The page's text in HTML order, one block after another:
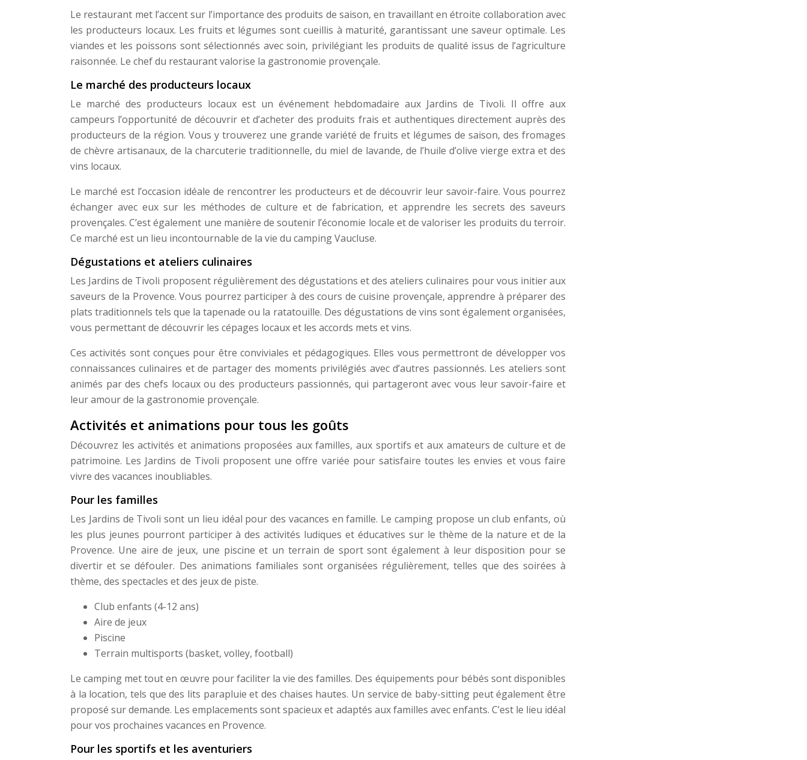
Le restaurant met l’accent sur l’importance des produits de saison, en travaillant en étroite collaboration avec
les producteurs locaux. Les fruits et légumes sont cueillis à maturité, garantissant une saveur optimale. Les
viandes et les poissons sont sélectionnés avec soin, privilégiant les produits de qualité issus de l’agriculture
raisonnée. Le chef du restaurant valorise la gastronomie provençale.
Le marché des producteurs locaux
Le marché des producteurs locaux est un événement hebdomadaire aux Jardins de Tivoli. Il offre aux
campeurs l’opportunité de découvrir et d’acheter des produits frais et authentiques directement auprès des
producteurs de la région. Vous y trouverez une grande variété de fruits et légumes de saison, des fromages
de chèvre artisanaux, de la charcuterie traditionnelle, du miel de lavande, de l’huile d’olive vierge extra et des
vins locaux.
Le marché est l’occasion idéale de rencontrer les producteurs et de découvrir leur savoir-faire. Vous pourrez
échanger avec eux sur les méthodes de culture et de fabrication, et apprendre les secrets des saveurs
provençales. C’est également une manière de soutenir l’économie locale et de valoriser les produits du terroir.
Ce marché est un lieu incontournable de la vie du camping Vaucluse.
Dégustations et ateliers culinaires
Les Jardins de Tivoli proposent régulièrement des dégustations et des ateliers culinaires pour vous initier aux
saveurs de la Provence. Vous pourrez participer à des cours de cuisine provençale, apprendre à préparer des
plats traditionnels tels que la tapenade ou la ratatouille. Des dégustations de vins sont également organisées,
vous permettant de découvrir les cépages locaux et les accords mets et vins.
Ces activités sont conçues pour être conviviales et pédagogiques. Elles vous permettront de développer vos
connaissances culinaires et de partager des moments privilégiés avec d’autres passionnés. Les ateliers sont
animés par des chefs locaux ou des producteurs passionnés, qui partageront avec vous leur savoir-faire et
leur amour de la gastronomie provençale.
Activités et animations pour tous les goûts
Découvrez les activités et animations proposées aux familles, aux sportifs et aux amateurs de culture et de
patrimoine. Les Jardins de Tivoli proposent une offre variée pour satisfaire toutes les envies et vous faire
vivre des vacances inoubliables.
Pour les familles
Les Jardins de Tivoli sont un lieu idéal pour des vacances en famille. Le camping propose un club enfants, où
les plus jeunes pourront participer à des activités ludiques et éducatives sur le thème de la nature et de la
Provence. Une aire de jeux, une piscine et un terrain de sport sont également à leur disposition pour se
divertir et se défouler. Des animations familiales sont organisées régulièrement, telles que des soirées à
thème, des spectacles et des jeux de piste.
Club enfants (4-12 ans)
Aire de jeux
Piscine
Terrain multisports (basket, volley, football)
Le camping met tout en œuvre pour faciliter la vie des familles. Des équipements pour bébés sont disponibles
à la location, tels que des lits parapluie et des chaises hautes. Un service de baby-sitting peut également être
proposé sur demande. Les emplacements sont spacieux et adaptés aux familles avec enfants. C’est le lieu idéal
pour vos prochaines vacances en Provence.
Pour les sportifs et les aventuriers